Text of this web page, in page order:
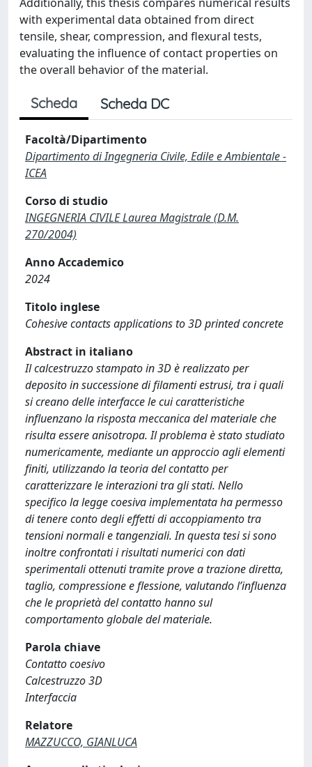
with experimental data obtained from direct
tensile, shear, compression, and flexural tests,
evaluating the influence of contact properties on
the overall behavior of the material.
Scheda Scheda DC
Facoltà/Dipartimento
Dipartimento di Ingegneria Civile, Edile e Ambientale -
ICEA
Corso di studio
INGEGNERIA CIVILE Laurea Magistrale (D.M.
270/2004)
Anno Accademico
2024
Titolo inglese
Cohesive contacts applications to 3D printed concrete
Abstract in italiano
Il calcestruzzo stampato in 3D è realizzato per
deposito in successione di filamenti estrusi, tra i quali
si creano delle interfacce le cui caratteristiche
influenzano la risposta meccanica del materiale che
risulta essere anisotropa. Il problema è stato studiato
numericamente, mediante un approccio agli elementi
finiti, utilizzando la teoria del contatto per
caratterizzare le interazioni tra gli stati. Nello
specifico la legge coesiva implementata ha permesso
di tenere conto degli effetti di accoppiamento tra
tensioni normali e tangenziali. In questa tesi si sono
inoltre confrontati i risultati numerici con dati
sperimentali ottenuti tramite prove a trazione diretta,
taglio, compressione e flessione, valutando l’influenza
che le proprietà del contatto hanno sul
comportamento globale del materiale.
Parola chiave
Contatto coesivo
Calcestruzzo 3D
Interfaccia
Relatore
MAZZUCCO, GIANLUCA